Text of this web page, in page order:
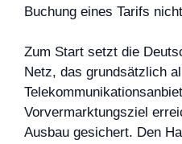
Buchung eines Tarifs
Zum Start setzt die
Netz, das grundsätzlich
Vorvermarktungsziel
Ausbau gesichert. Den